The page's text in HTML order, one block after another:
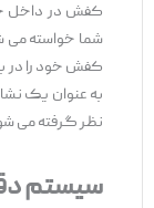
کفش در داخل
شما خواسته می‌
کفش خود را در
به ‌عنوان یک
نظر گرفته می
سیستم